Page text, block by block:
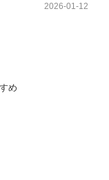
2026-01-12
め